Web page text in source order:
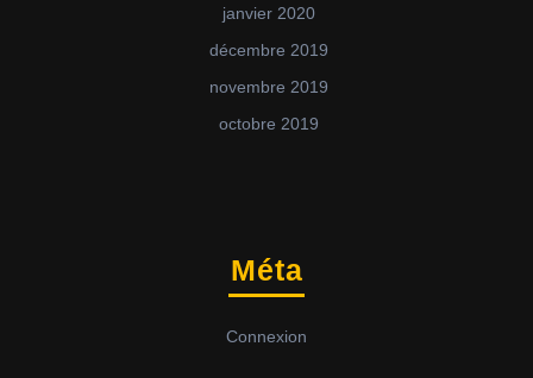
janvier 2020
décembre 2019
novembre 2019
octobre 2019
Méta
Connexion